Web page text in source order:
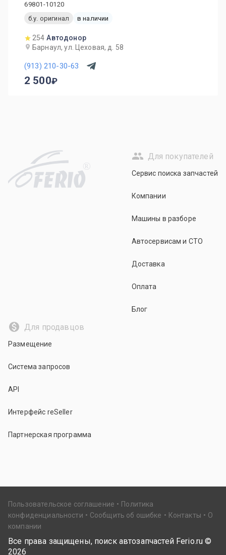
69801-10120
б.у. оригинал
в наличии
254 Автодонор
Барнаул, ул. Цеховая, д. 58
(913) 210-30-63
2 500
R
Для покупателей
Сервис поиска запчастей
Компании
Машины в разборе
Автосервисам и СТО
Доставка
Оплата
Блог
Для продавцов
Размещение
Система запросов
API
Интерфейс reSeller
Партнерская программа
Пользовательское соглашение
Политика
конфиденциальности
Сообщить об ошибке Контакты
О
компании
Все права защищены, поиск автозапчастей Ferio.ru ©
2026